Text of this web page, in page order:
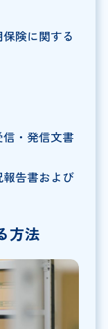
険に関する
・発信文書
報告書および
方法